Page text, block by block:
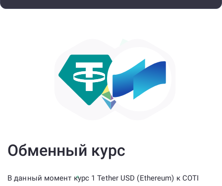
Обменный курс
В данный момент курс 1 Tether USD (Ethereum) к COTI